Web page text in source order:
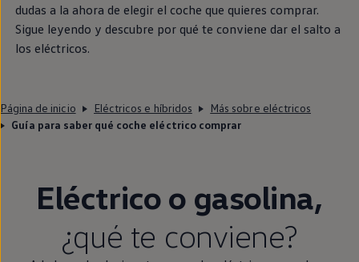
dudas a la ahora de elegir el coche que quieres comprar.
Sigue leyendo y descubre por qué te conviene dar el salto a
los eléctricos.
Página de inicio Eléctricos e híbridos
Más sobre eléctricos
Guía para saber qué coche eléctrico comprar
Eléctrico o gasolina,
¿qué te conviene?